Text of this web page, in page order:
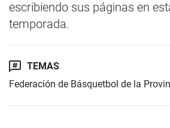
escribiendo sus páginas en
temporada.
TEMAS
Federación de Básquetbol de la